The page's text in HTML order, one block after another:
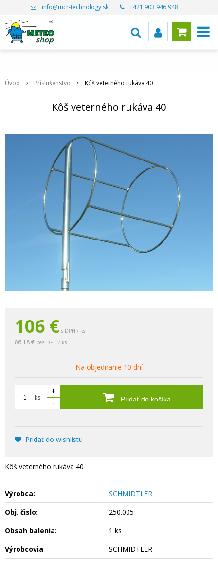
info@mcr-technology.sk +421 903 946 948
Úvod Príslušenstvo Kôš veterného rukáva 40
Kôš veterného rukáva 40
106 € s DPH / ks
86,18 € bez DPH / ks
Na objednanie 10 dní
ks
+
-
Pridať do košíka
Pridať do wishlistu
Kôš veterného rukáva 40
Výrobca:
SCHMIDTLER
Obj. čislo:
250.005
Obsah balenia:
1 ks
Výrobcovia
SCHMIDTLER